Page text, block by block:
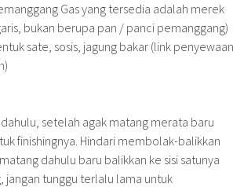
Gas yang tersedia adalah merek
bukan berupa pan / panci pemanggang)
sate, sosis, jagung bakar (link penyewaan
setelah agak matang merata baru
finishingnya. Hindari membolak-balikkan
dahulu baru balikkan ke sisi satunya
jangan tunggu terlalu lama untuk